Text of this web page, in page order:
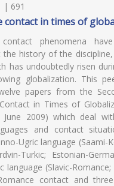
| 691
contact in times of
contact phenomena
the history of the
has undoubtedly risen
globalization. This
papers from the
in Times of
June 2009) which deal
and contact
Ugric language (Saami-
Turkic; Estonian-
language (Slavic-
contact and